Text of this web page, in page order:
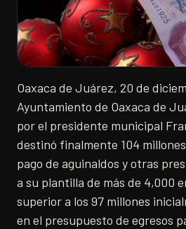
Oaxaca de Juárez, 20 de
Ayuntamiento de Oaxaca de
por el presidente municipal
destinó finalmente 104
pago de aguinaldos y otras
a su plantilla de más de 4,000
superior a los 97 millones
en el presupuesto de egresos